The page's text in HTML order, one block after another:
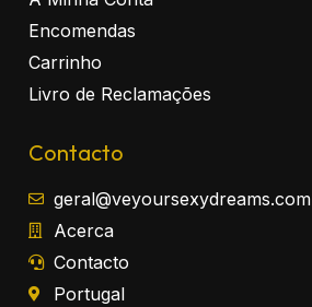
Encomendas
Carrinho
Livro de Reclamações
Contacto
geral@veyoursexydreams.com
Acerca
Contacto
Portugal